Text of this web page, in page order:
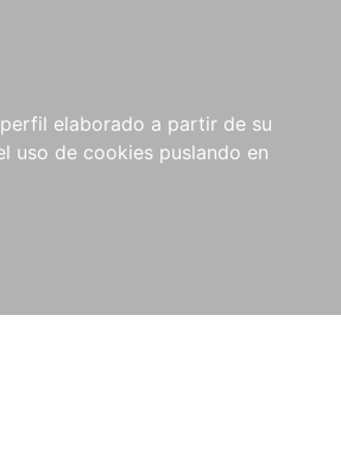
elaborado a partir de su
uso de cookies puslando en